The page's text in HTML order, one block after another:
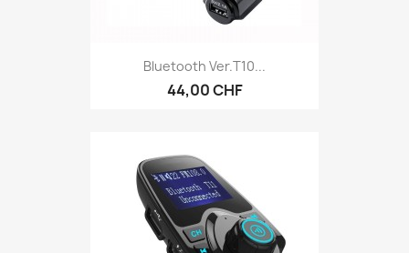
Bluetooth Ver.T10...
44,00 CHF